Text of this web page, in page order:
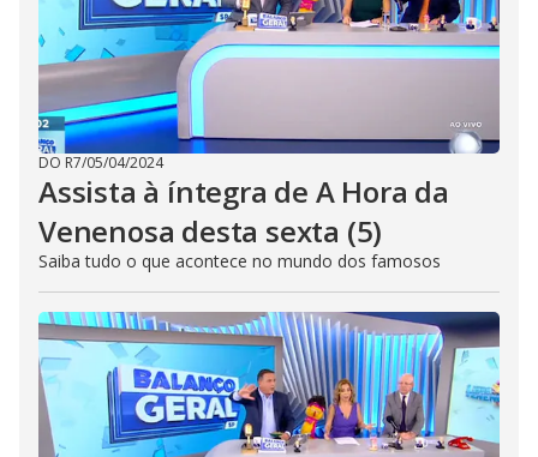
DO R7/05/04/2024
Assista à íntegra de A Hora da
Venenosa desta sexta (5)
Saiba tudo o que acontece no mundo dos famosos